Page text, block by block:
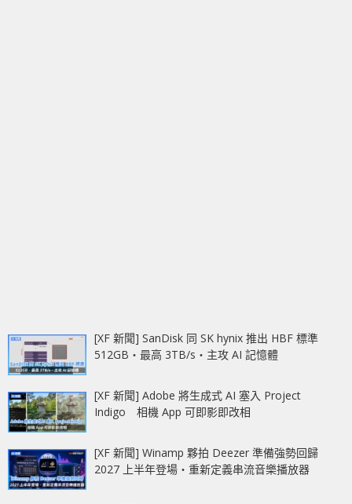
[XF 新聞] SanDisk 同 SK hynix 推出 HBF 標準
512GB‧最高 3TB/s‧主攻 AI 記憶體
[XF 新聞] Adobe 將生成式 AI 塞入 Project
Indigo 相機 App 可即影即改相
[XF 新聞] Winamp 夥拍 Deezer 準備強勢回歸
2027 上半年登場‧重新定義串流音樂播放器